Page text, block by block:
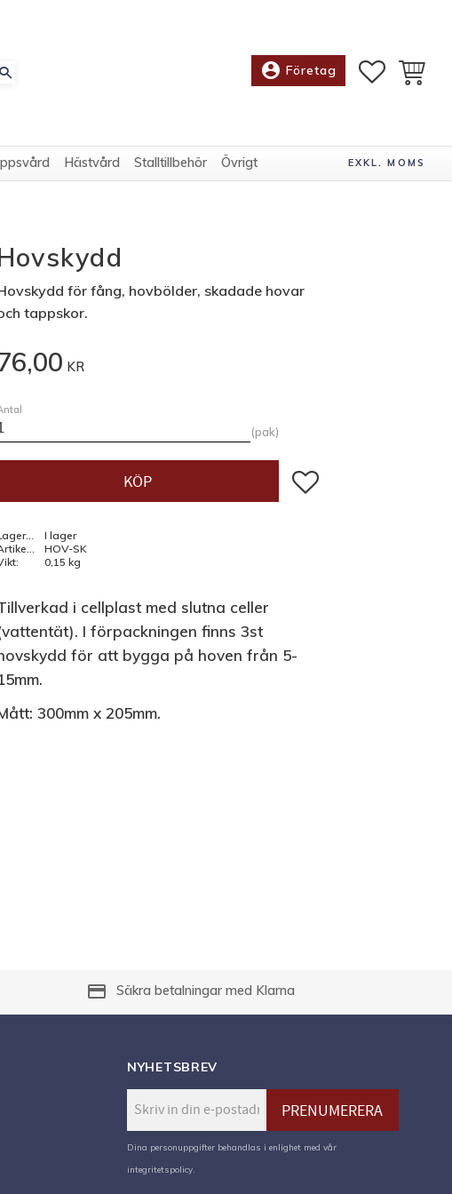
account_circle Företag
Hästvård Stalltillbehör Övrigt EXKL. MOMS
för fång, hovbölder, skadade hovar
tappskor.
KR
pak
KÖP Lägg till i favoriter
Lagerstatus
I lager
HOV-SK
0,15 kg
i cellplast med slutna celler
I förpackningen finns 3st
för att bygga på hoven från 5-
300mm x 205mm.
payment Säkra betalningar med Klarna
NYHETSBREV
PRENUMERERA
Dina personuppgifter behandlas i enlighet med vår
integritetspolicy